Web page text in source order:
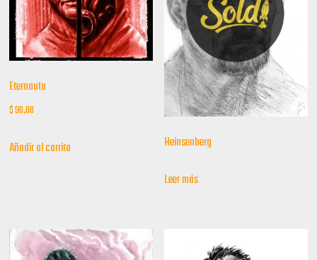
Eternauta
$90,00
Añadir al carrito Heinsenberg
Leer más